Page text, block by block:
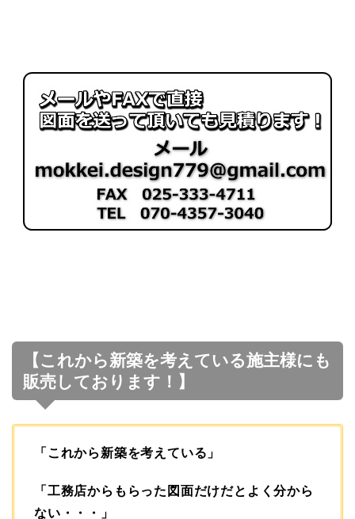
【これから新築を考えている施主様にも
販売しております！】
「これから新築を考えている」
「工務店からもらった図面だけだとよく分から
ない・・・」